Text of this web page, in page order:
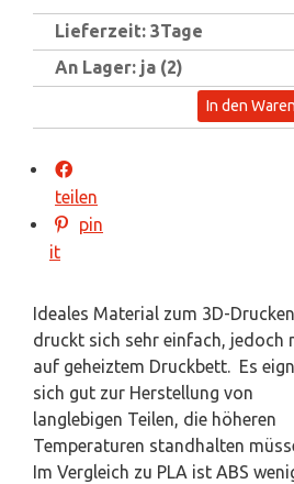
Lieferzeit: 3Tage
An Lager: ja (2)
In den
teilen
pin
it
Ideales Material zum 3D-
druckt sich sehr einfach, jedoch
auf geheiztem Druckbett. Es
sich gut zur Herstellung von
langlebigen Teilen, die höheren
Temperaturen standhalten
Im Vergleich zu PLA ist ABS